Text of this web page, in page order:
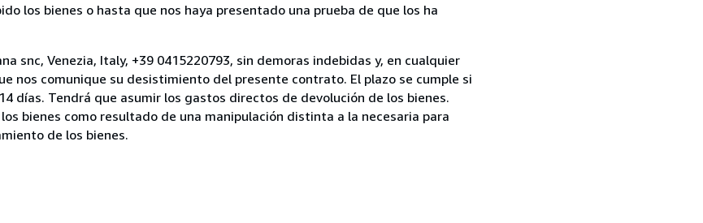
los bienes o hasta que nos haya presentado una prueba de que los ha
snc, Venezia, Italy, +39 0415220793, sin demoras indebidas y, en cualquier
nos comunique su desistimiento del presente contrato. El plazo se cumple si
días. Tendrá que asumir los gastos directos de devolución de los bienes.
bienes como resultado de una manipulación distinta a la necesaria para
de los bienes.